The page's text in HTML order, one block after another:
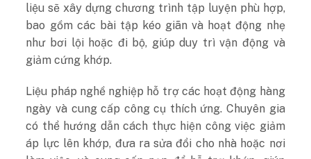
liệu sẽ xây dựng chương trình tập luyện phù hợp,
bao gồm các bài tập kéo giãn và hoạt động nhẹ
như bơi lội hoặc đi bộ, giúp duy trì vận động và
giảm cứng khớp.
Liệu pháp nghề nghiệp hỗ trợ các hoạt động hàng
ngày và cung cấp công cụ thích ứng. Chuyên gia
có thể hướng dẫn cách thực hiện công việc giảm
áp lực lên khớp, đưa ra sửa đổi cho nhà hoặc nơi